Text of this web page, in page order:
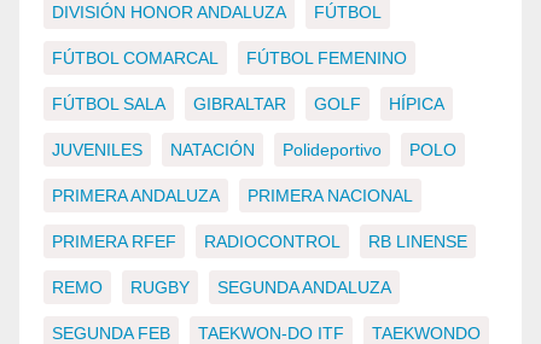
DIVISIÓN HONOR ANDALUZA FÚTBOL
FÚTBOL COMARCAL FÚTBOL FEMENINO
FÚTBOL SALA GIBRALTAR GOLF HÍPICA
JUVENILES NATACIÓN Polideportivo POLO
PRIMERA ANDALUZA PRIMERA NACIONAL
PRIMERA RFEF RADIOCONTROL RB LINENSE
REMO RUGBY SEGUNDA ANDALUZA
SEGUNDA FEB TAEKWON-DO ITF TAEKWONDO